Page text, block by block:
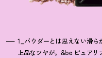
1_パウダーとは思えない滑ら
上品なツヤが。&be ピュアリ